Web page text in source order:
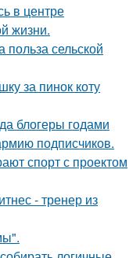
в центре
жизни.
сельской
за пинок коту
блогеры годами
подписчиков.
спорт с проектом
- тренер из